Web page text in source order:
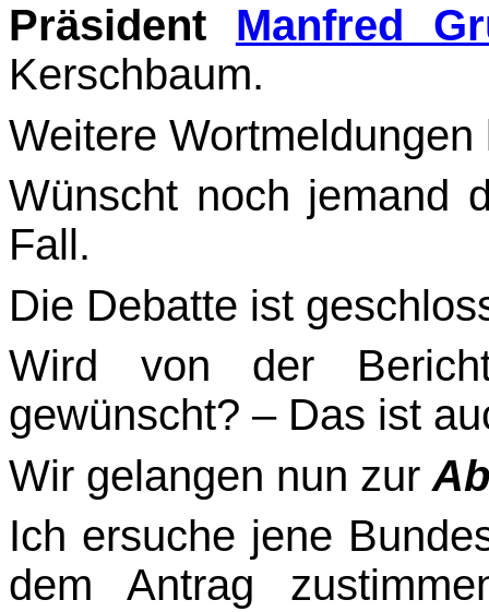
Präsident Manfred
Kerschbaum.
Weitere
Wünscht noch jemand
Fall.
Die Debatte ist
Wird von der
gewünscht? – Das ist
Wir gelangen nun zur
Ich ersuche jene
dem Antrag